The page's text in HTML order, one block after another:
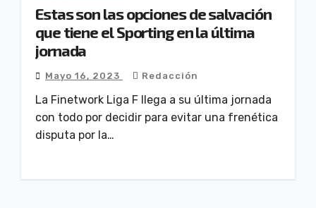
Estas son las opciones de salvación
que tiene el Sporting en la última
jornada
Mayo 16, 2023 Redacción
La Finetwork Liga F llega a su última jornada
con todo por decidir para evitar una frenética
disputa por la…